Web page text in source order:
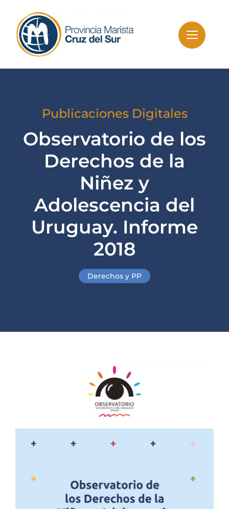
content
Publicaciones Digitales
Observatorio de los
Derechos de la
Niñez y
Adolescencia del
Uruguay. Informe
2018
Derechos y PP